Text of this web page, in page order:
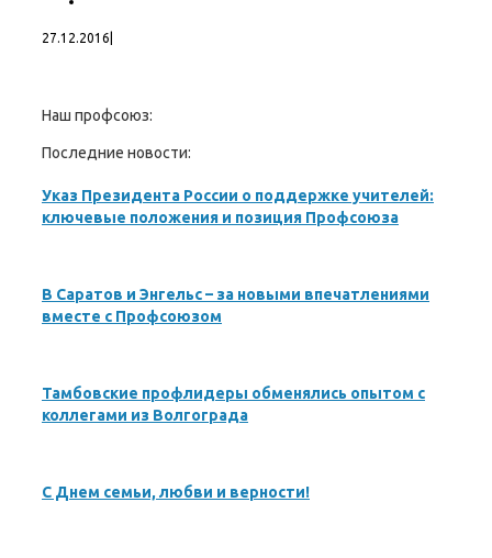
27.12.2016
Наш профсоюз:
Последние новости:
Указ Президента России о поддержке учителей:
ключевые положения и позиция Профсоюза
В Саратов и Энгельс – за новыми впечатлениями
вместе с Профсоюзом
Тамбовские профлидеры обменялись опытом с
коллегами из Волгограда
С Днем семьи, любви и верности!